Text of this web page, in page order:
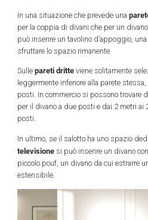
In una situazione che prevede una
per la coppia di divani che per un
può inserire un tavolino d’appoggio,
sfruttare lo spazio rimanente.
Sulle pareti dritteviene solitamente
leggermente inferiore alla parete
posti. In commercio si possono trovare
per il divano a due posti e dai 2 metri ai
posti.
In ultimo, se il salotto ha uno spazio
televisionesi può inserire un divano
piccolo pouf, un divano da cui estrarre
estensibile.